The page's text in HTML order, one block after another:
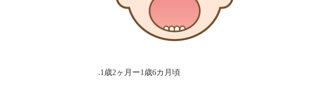
.1歳2ヶ月ー1歳6カ月頃